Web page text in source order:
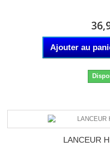
Ajouter au
LANCEUR